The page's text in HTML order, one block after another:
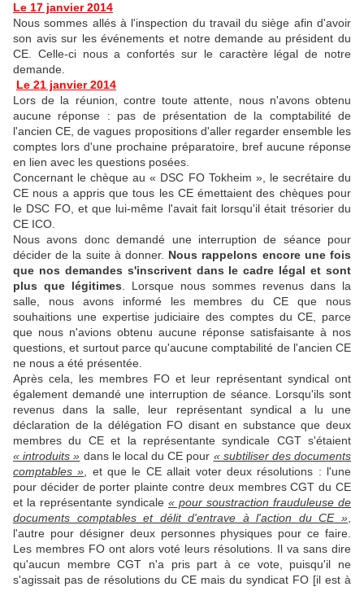
Le 17 janvier 2014
Nous sommes allés à l'inspection du travail du siège afin d'avoir
son avis sur les événements et notre demande au président du
CE. Celle-ci nous a confortés sur le caractère légal de notre
demande.
Le 21 janvier 2014
Lors de la réunion, contre toute attente, nous n'avons obtenu
aucune réponse : pas de présentation de la comptabilité de
l'ancien CE, de vagues propositions d'aller regarder ensemble les
comptes lors d'une prochaine préparatoire, bref aucune réponse
en lien avec les questions posées.
Concernant le chèque au « DSC FO Tokheim », le secrétaire du
CE nous a appris que tous les CE émettaient des chèques pour
le DSC FO, et que lui-même l'avait fait lorsqu'il était trésorier du
CE ICO.
Nous avons donc demandé une interruption de séance pour
décider de la suite à donner. Nous rappelons encore une fois
que nos demandes s'inscrivent dans le cadre légal et sont
plus que légitimes . Lorsque nous sommes revenus dans la
salle, nous avons informé les membres du CE que nous
souhaitions une expertise judiciaire des comptes du CE, parce
que nous n'avions obtenu aucune réponse satisfaisante à nos
questions, et surtout parce qu'aucune comptabilité de l'ancien CE
ne nous a été présentée.
Après cela, les membres FO et leur représentant syndical ont
également demandé une interruption de séance. Lorsqu'ils sont
revenus dans la salle, leur représentant syndical a lu une
déclaration de la délégation FO disant en substance que deux
membres du CE et la représentante syndicale CGT s'étaient
« introduits » dans le local du CE pour « subtiliser des documents
comptables » , et que le CE allait voter deux résolutions : l'une
pour décider de porter plainte contre deux membres CGT du CE
et la représentante syndicale « pour soustraction frauduleuse de
documents comptables et délit d'entrave à l'action du CE »
l'autre pour désigner deux personnes physiques pour ce faire.
Les membres FO ont alors voté leurs résolutions. Il va sans dire
qu'aucun membre CGT n'a pris part à ce vote, puisqu'il ne
s'agissait pas de résolutions du CE mais du syndicat FO [il est à